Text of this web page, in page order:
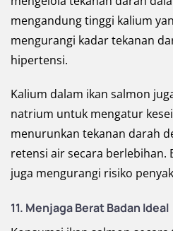
mengandung tinggi kalium
mengurangi kadar tekanan
hipertensi.
Kalium dalam ikan salmon
natrium untuk mengatur
menurunkan tekanan darah
retensi air secara berlebihan.
juga mengurangi risiko
11. Menjaga Berat Badan Ideal